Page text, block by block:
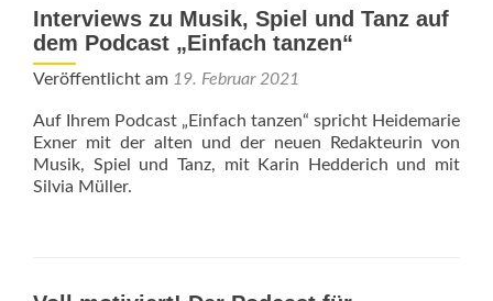
Kunst
und
Pädagogik
/
neue
Zeitschrift
Interviews zu Musik, Spiel und Tanz auf
dem Podcast „Einfach tanzen“
Veröffentlicht am 19. Februar 2021
Auf Ihrem Podcast „Einfach tanzen“ spricht Heidemarie
Exner mit der alten und der neuen Redakteurin von
Musik, Spiel und Tanz, mit Karin Hedderich und mit
Silvia Müller.